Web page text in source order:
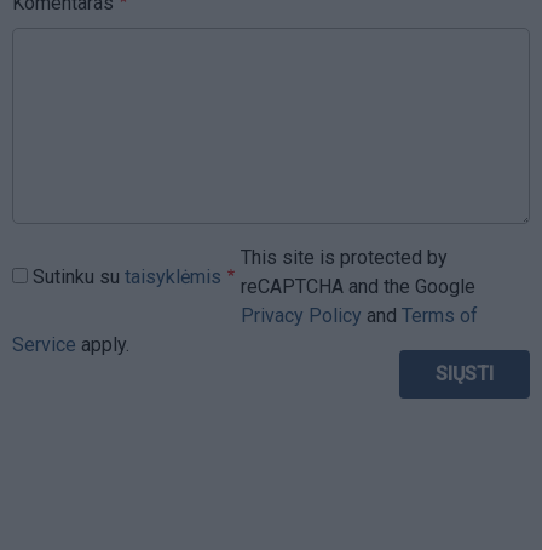
Sutinku su taisyklėmis
This site is protected by
reCAPTCHA and the Google
Privacy Policy and Terms of
Service apply.